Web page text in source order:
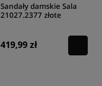
Sandały damskie Sala
21027.2377 złote
419,99 zł